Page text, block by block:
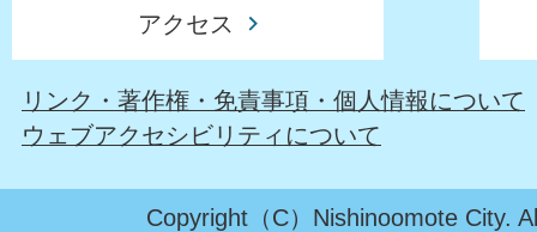
アクセス
リンク・著作権・免責事項・個人情報について
ウェブアクセシビリティについて
Copyright（C）Nishinoomote City.